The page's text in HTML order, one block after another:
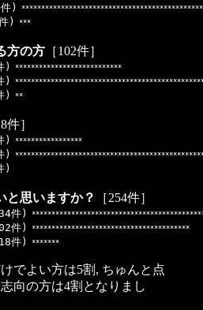
)
) ***
方の方 ［102件］
) ***************************
)
) **
件］
) *****************
)
)
と思いますか？ ［254件］
件)
件) ****************************************
件) *******
でよい方は5割, ちゅんと点
向の方は4割となりまし